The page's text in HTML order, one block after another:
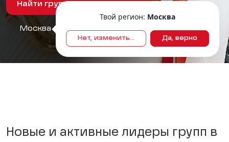
Найти группы в моем городе
Москва
Новые и активные лидеры групп в
Твой регион: Москва
Нет, изменить... Да, верно